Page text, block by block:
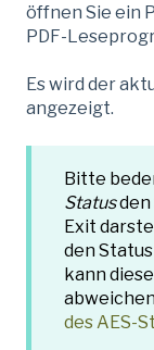
öffnen Sie ein
PDF-
Es wird der
angezeigt.
Bitte
Statusden
Exit
den
kann
des AES-